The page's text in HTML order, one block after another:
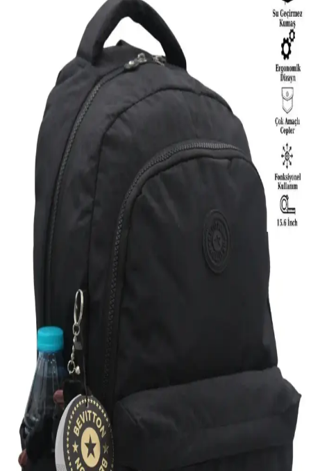
İki popüler seyahat makyaj organizerini karşılaştırıyoruz.
Ecoform'un su geçirmez ve geniş hazneleri, NS Reliable'ın şık suni
deri ve çok fonksiyonlu tasarımıyla öne çıkıyor. Hangi model sizin
ihtiyaçlarınıza uygun?
Pierre Cardin Bej Monogram Kadın Sırt Çantası
Şıklık ve Fonksiyonelliğin Buluşması
Estetik ve dayanıklı tasarımıyla Pierre Cardin bej monogram sırt
çantası, günlük kullanım için ideal, geniş iç hacmi ve fonksiyonel
detaylarıyla şıklık ve pratikliği bir araya getiriyor.
Eliza Çok Gözlü Kadın Sırt Çantası: Şık ve
Fonksiyonel Günlük Kullanım Çantası
Eliza Çok Gözlü Kadın Sırt Çantası, şık tasarımı ve pratik
kullanımıyla günlük, plaj ve şehir aktiviteleri için ideal. Dayanıklı
suni deri malzemesi ve geniş iç hacmiyle vazgeçilmeziniz olacak.
Elentra Siyah Spor ve FOCUX Nil-07 Yarasa
Çantası Karşılaştırması: Özellikler ve Kullanıcı
Yorumları
Elentra Siyah Spor Sırt Çantası ve FOCUX Nil-07 Yarasa Çanta'nın
özellikleri, kullanıcı yorumları ve avantajlarıyla, kullanım alanınıza
uygun en iyi çantayı seçin.
Gençler İçin Uygun LUCKY BAG Çanta
Karşılaştırması ve Seçim Rehberi
Bu karşılaştırmada, gençler için tasarlanmış iki LUCKY BAG
çantasının özellikleri, kullanıcı yorumları ve tasarım farkları detaylı
şekilde inceleniyor.
Hummel Darrel Bag Pack Sırt Çantası: Şık ve